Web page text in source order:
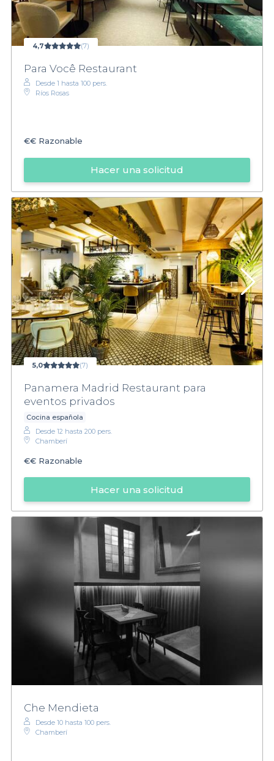
4,7 (7)
Para Você Restaurant
Desde 1 hasta 100 pers.
Ríos Rosas
€€ Razonable
Hacer una solicitud
5,0 (7)
Panamera Madrid Restaurant para
eventos privados
Cocina española
Desde 12 hasta 200 pers.
Chamberí
€€ Razonable
Hacer una solicitud
Che Mendieta
Desde 10 hasta 100 pers.
Chamberí